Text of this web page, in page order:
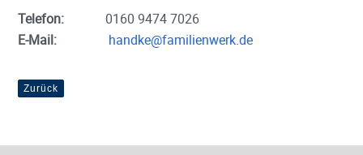
Telefon:
0160 9474 7026
E-Mail:
handke@familienwerk.de
Zurück